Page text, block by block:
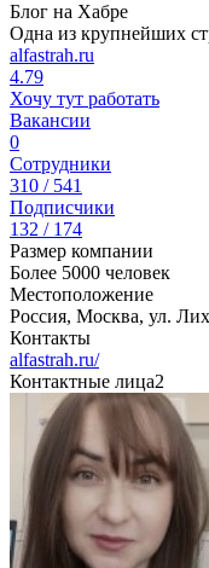
Блог на Хабре
Одна из крупнейших
alfastrah.ru
4.79
Хочу тут работать
Вакансии
0
Сотрудники
310 / 541
Подписчики
132 / 174
Размер компании
Более 5000 человек
Местоположение
Россия, Москва, ул.
Контакты
alfastrah.ru/
Контактные лица2